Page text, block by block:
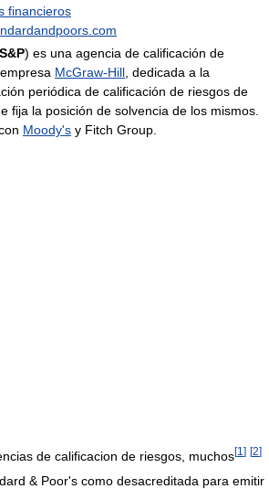
financieros
S&P) es una agencia de calificación de
McGraw-Hill , dedicada a la
periódica de calificación de riesgos de
fija la posición de solvencia de los mismos.
Moody's y Fitch Group.
de calificacion de riesgos, muchos[1 ] [2]
& Poor's como desacreditada para emitir